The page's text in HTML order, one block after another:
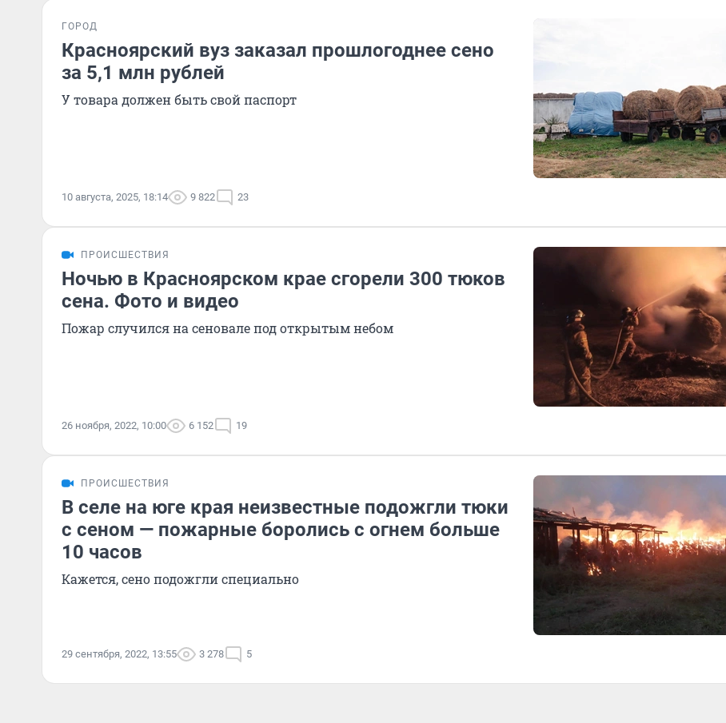
ГОРОД
Красноярский вуз заказал прошлогоднее сено
за 5,1 млн рублей
У товара должен быть свой паспорт
10 августа, 2025, 18:14 9 822 23
ПРОИСШЕСТВИЯ
Ночью в Красноярском крае сгорели 300 тюков
сена. Фото и видео
Пожар случился на сеновале под открытым небом
26 ноября, 2022, 10:00 6 152 19
ПРОИСШЕСТВИЯ
В селе на юге края неизвестные подожгли тюки
с сеном — пожарные боролись с огнем больше
10 часов
Кажется, сено подожгли специально
29 сентября, 2022, 13:55 3 278 5